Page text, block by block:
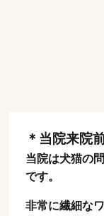
＊当院来院
当院は犬猫の
です。
非常に繊細な